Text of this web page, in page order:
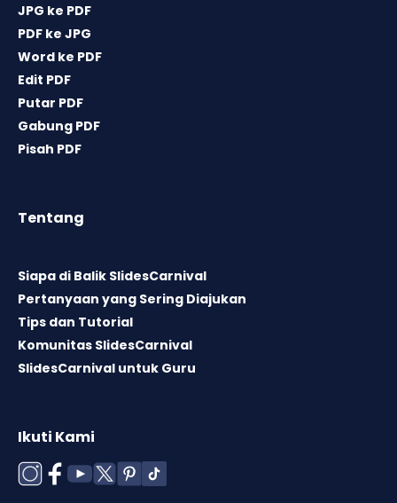
JPG ke PDF
PDF ke JPG
Word ke PDF
Edit PDF
Putar PDF
Gabung PDF
Pisah PDF
Tentang
Siapa di Balik SlidesCarnival
Pertanyaan yang Sering Diajukan
Tips dan Tutorial
Komunitas SlidesCarnival
SlidesCarnival untuk Guru
Ikuti Kami